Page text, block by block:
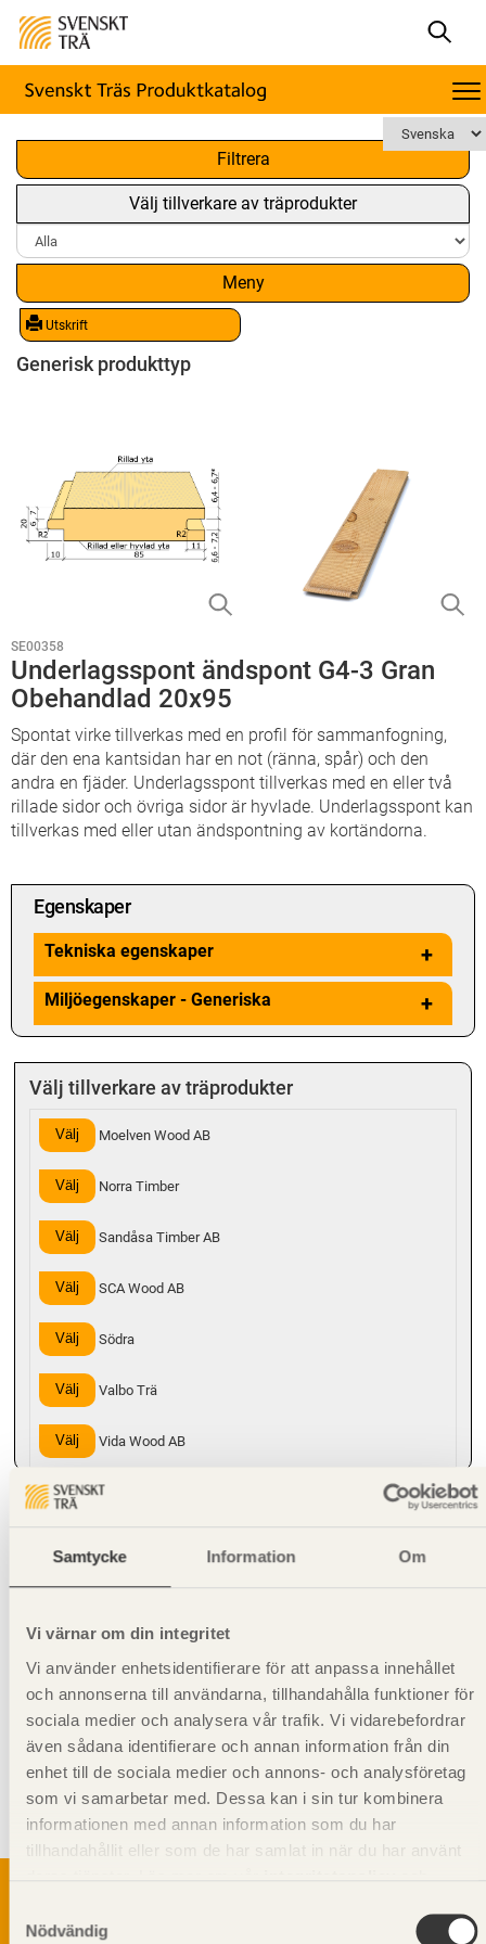
Samtycke Information Om
Vi värnar om din integritet
Vi använder enhetsidentifierare för att anpassa innehållet
och annonserna till användarna, tillhandahålla funktioner för
sociala medier och analysera vår trafik. Vi vidarebefordrar
även sådana identifierare och annan information från din
enhet till de sociala medier och annons- och analysföretag
som vi samarbetar med. Dessa kan i sin tur kombinera
informationen med annan information som du har
tillhandahållit eller som de har samlat in när du har använt
Nödvändig
Filtrera
Välj tillverkare av träprodukter
Meny
Utskrift
x
Generisk produkttyp
SE00358
Underlagsspont ändspont G4-3 Gran
Obehandlad 20x95
Spontat virke tillverkas med en profil för sammanfogning,
där den ena kantsidan har en not (ränna, spår) och den
andra en fjäder. Underlagsspont tillverkas med en eller två
rillade sidor och övriga sidor är hyvlade. Underlagsspont kan
tillverkas med eller utan ändspontning av kortändorna.
Egenskaper
Tekniska egenskaper +
Miljöegenskaper - Generiska +
Välj tillverkare av träprodukter
Välj Moelven Wood AB
Välj Norra Timber
Välj Sandåsa Timber AB
Välj SCA Wood AB
Välj Södra
Välj Valbo Trä
Välj Vida Wood AB
Environmental EPD (Generisk)
Giltighet
Svenskt Trä-id:SE00358
Gäller från och med:2024-08-12
Syftet med rillning av underlagsspont är att motverka missfärgning
undergolv i bjälklag.